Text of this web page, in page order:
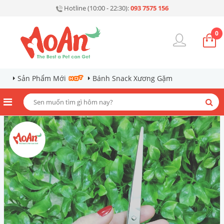
Hotline (10:00 - 22:30):093 7575 156
0
Sản Phẩm Mới Bánh Snack Xương Gặm